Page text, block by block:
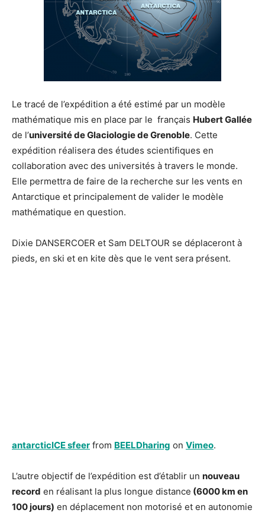
Le tracé de l’expédition a été estimé par un modèle
mathématique mis en place par le français Hubert Gallée
de l’université de Glaciologie de Grenoble. Cette
expédition réalisera des études scientifiques en
collaboration avec des universités à travers le monde.
Elle permettra de faire de la recherche sur les vents en
Antarctique et principalement de valider le modèle
mathématique en question.
Dixie DANSERCOER et Sam DELTOUR se déplaceront à
pieds, en ski et en kite dès que le vent sera présent.
antarcticICE sfeer from BEELDharing on Vimeo.
L’autre objectif de l’expédition est d’établir un nouveau
record en réalisant la plus longue distance (6000 km en
100 jours) en déplacement non motorisé et en autonomie